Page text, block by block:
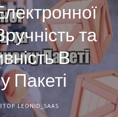
та
В
Пакеті
LEONID_SAAS